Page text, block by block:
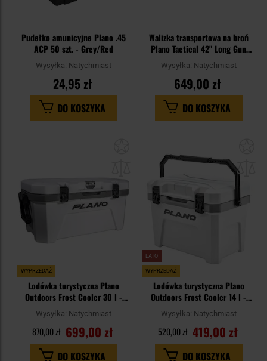
Pudełko amunicyjne Plano .45
ACP 50 szt. - Grey/Red
Wysyłka: Natychmiast
24,95 zł
DO KOSZYKA
Walizka transportowa na broń
Plano Tactical 42" Long Gun
Case - Black
Wysyłka: Natychmiast
649,00 zł
DO KOSZYKA
schowka
WYPRZEDAŻ
Lodówka turystyczna Plano
Outdoors Frost Cooler 30 l -
White
Wysyłka: Natychmiast
699,00 zł
870,00 zł
DO KOSZYKA
LATO
WYPRZEDAŻ
Lodówka turystyczna Plano
Outdoors Frost Cooler 14 l -
White
Wysyłka: Natychmiast
419,00 zł
520,00 zł
DO KOSZYKA